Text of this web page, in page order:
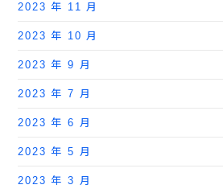
2023 年 11 月
2023 年 10 月
2023 年 9 月
2023 年 7 月
2023 年 6 月
2023 年 5 月
2023 年 3 月